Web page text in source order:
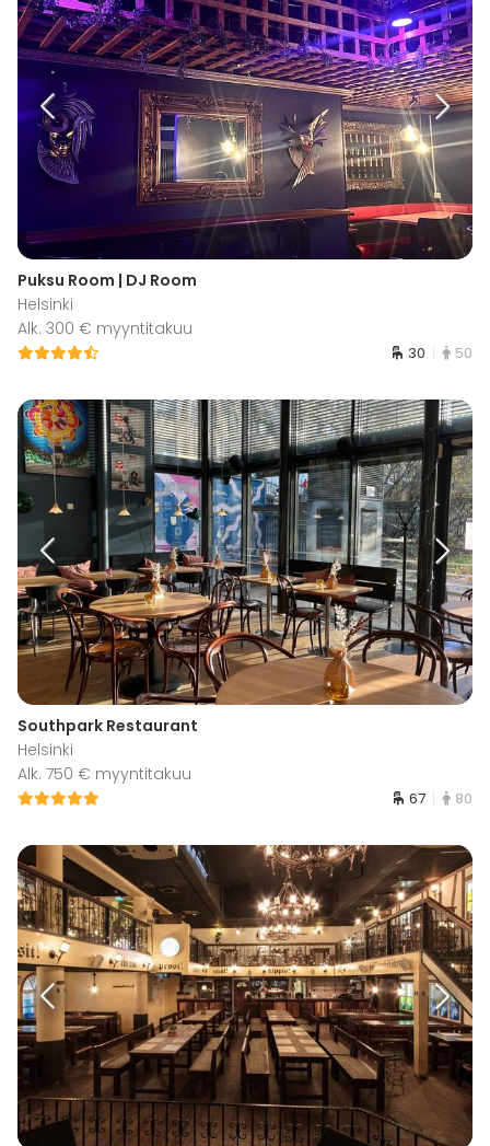
Puksu Room | DJ Room
Helsinki
Alk. 300 € myyntitakuu
30 50
Southpark Restaurant
Helsinki
Alk. 750 € myyntitakuu
67 80